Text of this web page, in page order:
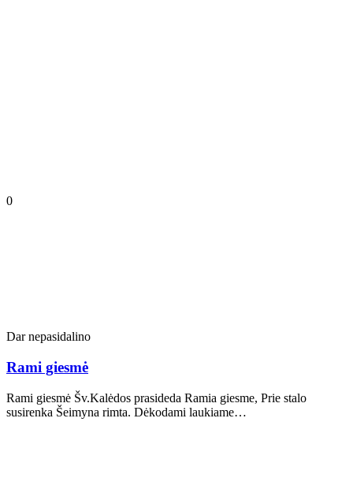
0
Dar nepasidalino
Rami giesmė
Rami giesmė Šv.Kalėdos prasideda Ramia giesme, Prie stalo
susirenka Šeimyna rimta. Dėkodami laukiame…